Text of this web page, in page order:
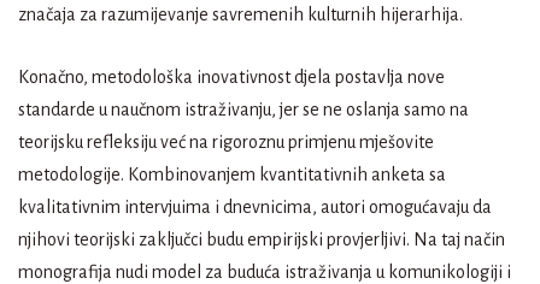
značaja za razumijevanje savremenih kulturnih hijerarhija.
Konačno, metodološka inovativnost djela postavlja nove
standarde u naučnom istraživanju, jer se ne oslanja samo na
teorijsku refleksiju već na rigoroznu primjenu mješovite
metodologije. Kombinovanjem kvantitativnih anketa sa
kvalitativnim intervjuima i dnevnicima, autori omogućavaju da
njihovi teorijski zaključci budu empirijski provjerljivi. Na taj način
monografija nudi model za buduća istraživanja u komunikologiji i